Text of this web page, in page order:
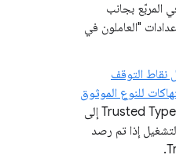
المربّع بجانب
"العاملون في
نقاط التوقف
للنوع الموثوق
. سيؤدي استخدام Trusted Types إلى
إذا تم رصد